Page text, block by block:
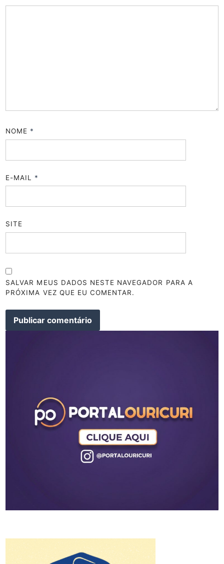
NOME *
E-MAIL *
SITE
SALVAR MEUS DADOS NESTE NAVEGADOR PARA A
PRÓXIMA VEZ QUE EU COMENTAR.